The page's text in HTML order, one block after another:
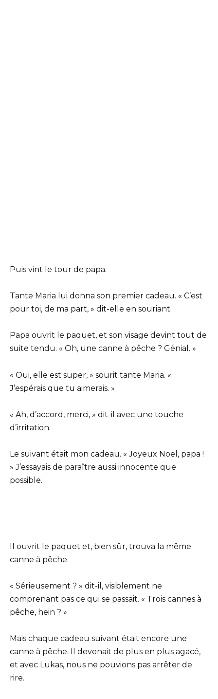
Puis vint le tour de papa.
Tante Maria lui donna son premier cadeau. « C’est
pour toi, de ma part, » dit-elle en souriant.
Papa ouvrit le paquet, et son visage devint tout de
suite tendu. « Oh, une canne à pêche ? Génial. »
« Oui, elle est super, » sourit tante Maria. «
J’espérais que tu aimerais. »
« Ah, d’accord, merci, » dit-il avec une touche
d’irritation.
Le suivant était mon cadeau. « Joyeux Noël, papa !
» J’essayais de paraître aussi innocente que
possible.
Il ouvrit le paquet et, bien sûr, trouva la même
canne à pêche.
« Sérieusement ? » dit-il, visiblement ne
comprenant pas ce qui se passait. « Trois cannes à
pêche, hein ? »
Mais chaque cadeau suivant était encore une
canne à pêche. Il devenait de plus en plus agacé,
et avec Lukas, nous ne pouvions pas arrêter de
rire.